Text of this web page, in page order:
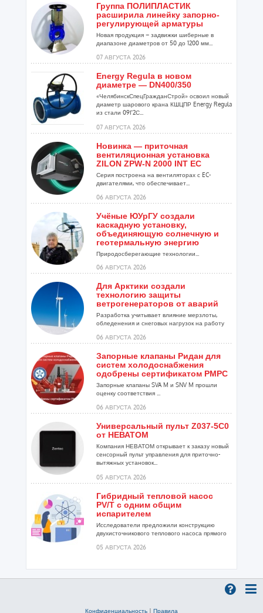
Группа ПОЛИПЛАСТИК
расширила линейку запорно-
регулирующей арматуры
Новая продукция – задвижки шиберные в
диапазоне диаметров от 50 до 1200 мм...
07 АВГУСТА 2026
Energy Regula в новом
диаметре — DN400/350
«ЧелябинскСпецГражданСтрой» освоил новый
диаметр шарового крана КШЦПР Energy Regula
из стали 09Г2С...
07 АВГУСТА 2026
Новинка — приточная
вентиляционная установка
ZILON ZPW-N 2000 INT EC
Серия построена на вентиляторах с EC-
двигателями, что обеспечивает...
06 АВГУСТА 2026
Учёные ЮУрГУ создали
каскадную установку,
объединяющую солнечную и
геотермальную энергию
Природосберегающие технологии...
06 АВГУСТА 2026
Для Арктики создали
технологию защиты
ветрогенераторов от аварий
Разработка учитывает влияние мерзлоты,
обледенения и снеговых нагрузок на работу
06 АВГУСТА 2026
Запорные клапаны Ридан для
систем холодоснабжения
одобрены сертификатом РМРС
Запорные клапаны SVA M и SNV M прошли
оценку соответствия ...
06 АВГУСТА 2026
Универсальный пульт Z037-5C0
от НЕВАТОМ
Компания НЕВАТОМ открывает к заказу новый
сенсорный пульт управления для приточно-
вытяжных установок...
05 АВГУСТА 2026
Гибридный тепловой насос
PV/T с одним общим
испарителем
Исследователи предложили конструкцию
двухисточникового теплового насоса прямого
05 АВГУСТА 2026
Конфиденциальность | Правила